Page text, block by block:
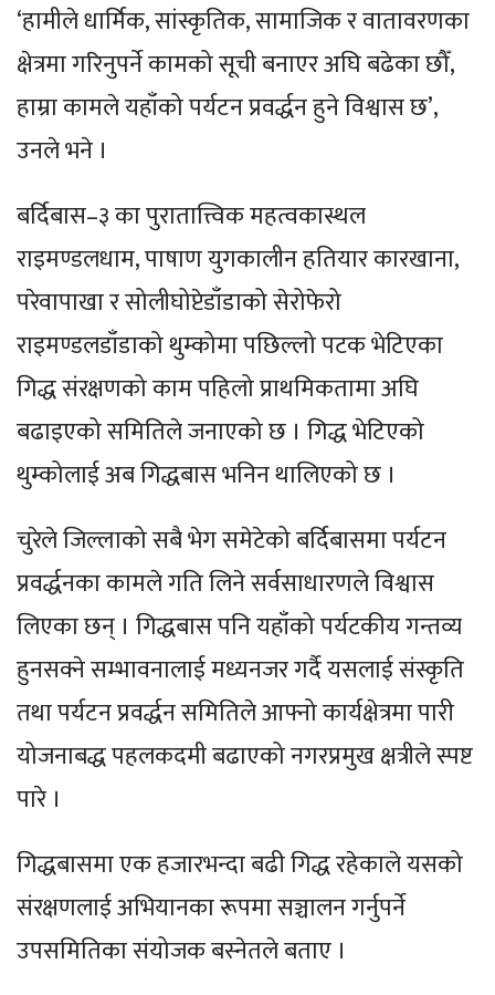
‘हामीले धार्मिक, सांस्कृतिक, सामाजिक र वातावरणका
क्षेत्रमा गरिनुपर्ने कामको सूची बनाएर अघि बढेका छौँ,
हाम्रा कामले यहाँको पर्यटन प्रवर्द्धन हुने विश्वास छ’,
उनले भने ।
बर्दिबास–३ का पुरातात्त्विक महत्वकास्थल
राइमण्डलधाम, पाषाण युगकालीन हतियार कारखाना,
परेवापाखा र सोलीघोप्टेडाँडाको सेरोफेरो
राइमण्डलडाँडाको थुम्कोमा पछिल्लो पटक भेटिएका
गिद्ध संरक्षणको काम पहिलो प्राथमिकतामा अघि
बढाइएको समितिले जनाएको छ । गिद्ध भेटिएको
थुम्कोलाई अब गिद्धबास भनिन थालिएको छ ।
चुरेले जिल्लाको सबै भेग समेटेको बर्दिबासमा पर्यटन
प्रवर्द्धनका कामले गति लिने सर्वसाधारणले विश्वास
लिएका छन् । गिद्धबास पनि यहाँको पर्यटकीय गन्तव्य
हुनसक्ने सम्भावनालाई मध्यनजर गर्दै यसलाई संस्कृति
तथा पर्यटन प्रवर्द्धन समितिले आफ्नो कार्यक्षेत्रमा पारी
योजनाबद्ध पहलकदमी बढाएको नगरप्रमुख क्षत्रीले स्पष्ट
पारे ।
गिद्धबासमा एक हजारभन्दा बढी गिद्ध रहेकाले यसको
संरक्षणलाई अभियानका रूपमा सञ्चालन गर्नुपर्ने
उपसमितिका संयोजक बस्नेतले बताए ।